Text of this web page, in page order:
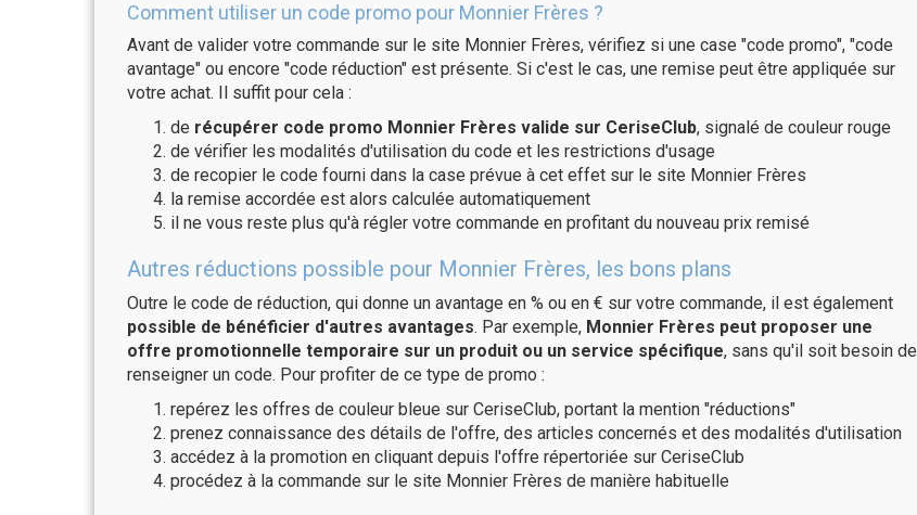
Comment utiliser un code promo pour Monnier Frères ?
Avant de valider votre commande sur le site Monnier Frères, vérifiez si une case "code promo", "code
avantage" ou encore "code réduction" est présente. Si c'est le cas, une remise peut être appliquée sur
votre achat. Il suffit pour cela :
de récupérer code promo Monnier Frères valide sur CeriseClub, signalé de couleur rouge
de vérifier les modalités d'utilisation du code et les restrictions d'usage
de recopier le code fourni dans la case prévue à cet effet sur le site Monnier Frères
la remise accordée est alors calculée automatiquement
il ne vous reste plus qu'à régler votre commande en profitant du nouveau prix remisé
Autres réductions possible pour Monnier Frères, les bons plans
Outre le code de réduction, qui donne un avantage en % ou en € sur votre commande, il est également
possible de bénéficier d'autres avantages. Par exemple, Monnier Frères peut proposer une
offre promotionnelle temporaire sur un produit ou un service spécifique, sans qu'il soit besoin de
renseigner un code. Pour profiter de ce type de promo :
repérez les offres de couleur bleue sur CeriseClub, portant la mention "réductions"
prenez connaissance des détails de l'offre, des articles concernés et des modalités d'utilisation
accédez à la promotion en cliquant depuis l'offre répertoriée sur CeriseClub
procédez à la commande sur le site Monnier Frères de manière habituelle